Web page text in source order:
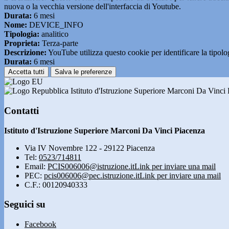
nuova o la vecchia versione dell'interfaccia di Youtube.
Durata: 6 mesi
Nome: DEVICE_INFO
Tipologia: analitico
Proprieta: Terza-parte
Descrizione: YouTube utilizza questo cookie per identificare la
Durata: 6 mesi
Accetta tutti Salva le preferenze
Istituto d'Istruzione Superiore Marconi Da Vinci
Contatti
Istituto d'Istruzione Superiore Marconi Da Vinci Piacenza
Via IV Novembre 122 - 29122 Piacenza
Tel: 0523/714811
Email: PCIS006006@istruzione.itLink per inviare una mail
PEC: pcis006006@pec.istruzione.itLink per inviare una mail
C.F.: 00120940333
Seguici su
Facebook